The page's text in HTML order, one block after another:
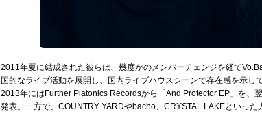
2011年夏に結成された彼らは、幾度かのメンバーチェンジを経て
国的なライブ活動を展開し、国内ライブハウスシーンで存在感を示して
2013年にはFurther Platonics Recordsから「And Protector EP」を、
発表。一方で、COUNTRY YARDやbacho、CRYSTAL LAKEといっ